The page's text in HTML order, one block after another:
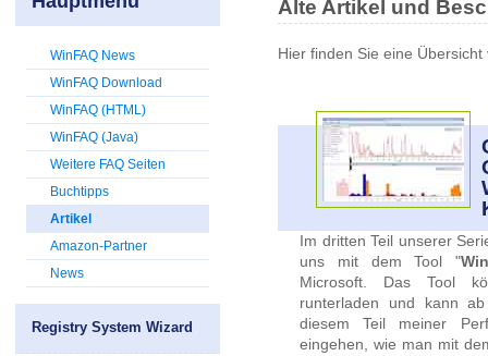
Alte Artikel und
Hier finden Sie eine
Im dritten Teil unserer
uns mit dem Tool "
Microsoft. Das Tool
runterladen und kann
diesem Teil meiner
eingehen, wie man mit
WinFAQ News
WinFAQ Download
WinFAQ (HTML)
WinFAQ (Java)
Weitere FAQ Seiten
Buchtipps
Artikel
Amazon-Partner
News
Registry System Wizard